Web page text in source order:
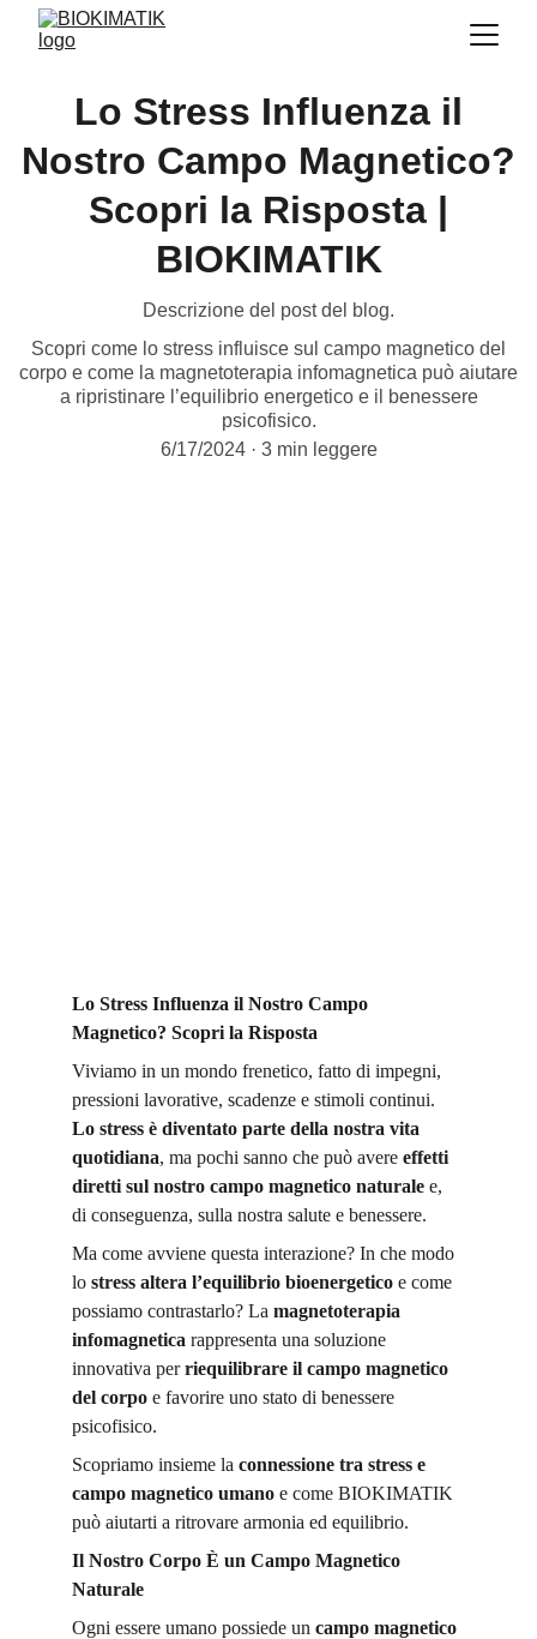
Lo Stress Influenza il
Nostro Campo Magnetico?
Scopri la Risposta |
BIOKIMATIK
Descrizione del post del blog.
Scopri come lo stress influisce sul campo magnetico del
corpo e come la magnetoterapia infomagnetica può aiutare
a ripristinare l’equilibrio energetico e il benessere
psicofisico.
6/17/2024
3 min leggere
Lo Stress Influenza il Nostro Campo
Magnetico? Scopri la Risposta
Viviamo in un mondo frenetico, fatto di impegni,
pressioni lavorative, scadenze e stimoli continui.
Lo stress è diventato parte della nostra vita
quotidiana, ma pochi sanno che può avere effetti
diretti sul nostro campo magnetico naturale e,
di conseguenza, sulla nostra salute e benessere.
Ma come avviene questa interazione? In che modo
lo stress altera l’equilibrio bioenergetico e come
possiamo contrastarlo? La magnetoterapia
infomagnetica rappresenta una soluzione
innovativa per riequilibrare il campo magnetico
del corpo e favorire uno stato di benessere
psicofisico.
Scopriamo insieme la connessione tra stress e
campo magnetico umano e come BIOKIMATIK
può aiutarti a ritrovare armonia ed equilibrio.
Il Nostro Corpo È un Campo Magnetico
Naturale
Ogni essere umano possiede un campo magnetico